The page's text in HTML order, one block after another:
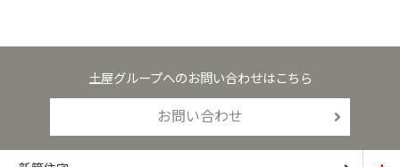
土屋グループへのお問い合わせはこちら
お問い合わせ